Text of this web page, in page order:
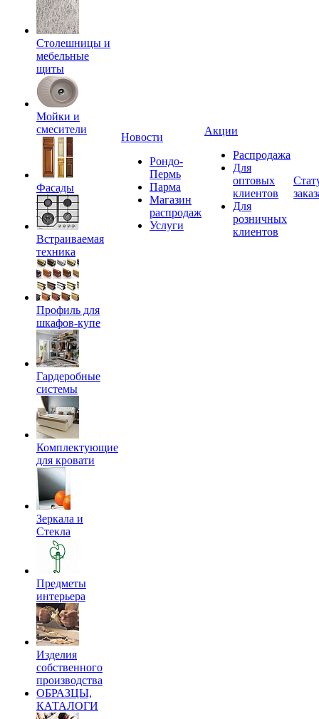
Столешницы и
мебельные
щиты
Мойки и
смесители
Фасады
Встраиваемая
техника
Профиль для
шкафов-купе
Гардеробные
системы
Комплектующие
для кровати
Зеркала и
Стекла
Предметы
интерьера
Изделия
собственного
производства
ОБРАЗЦЫ,
КАТАЛОГИ
Новости
Рондо-
Пермь
Парма
Магазин
распродаж
Услуги
Акции
Распродажа
Для
оптовых
клиентов
Для
розничных
клиентов